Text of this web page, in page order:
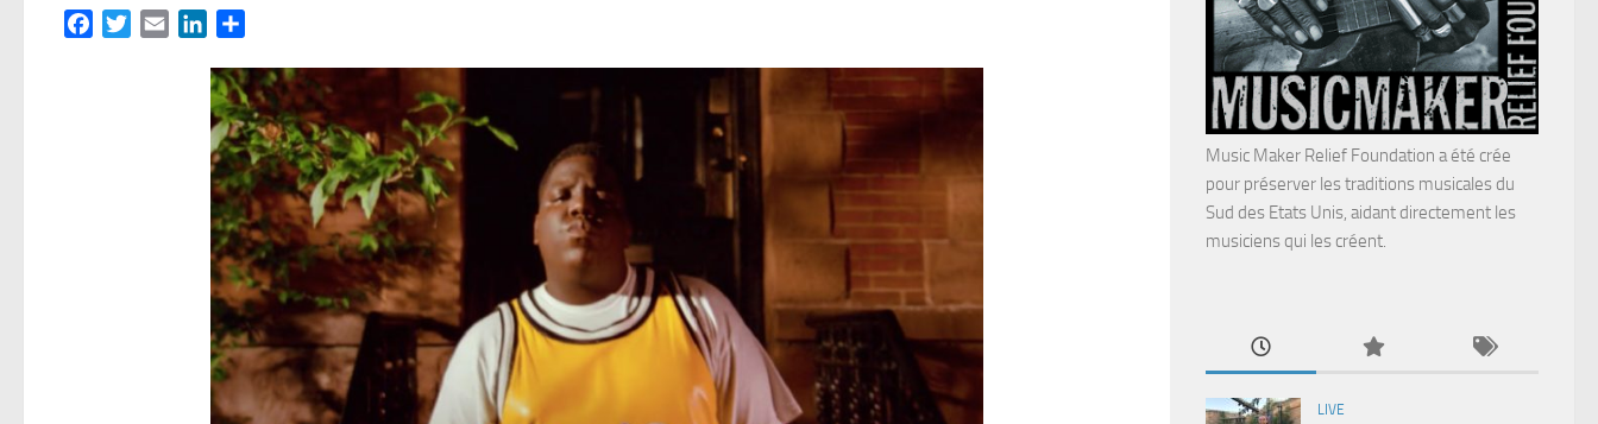
FacebookTwitterEmail LinkedIn
Music Maker Relief Foundation a été crée
pour préserver les traditions musicales du
Sud des Etats Unis, aidant directement les
musiciens qui les créent.
LIVE